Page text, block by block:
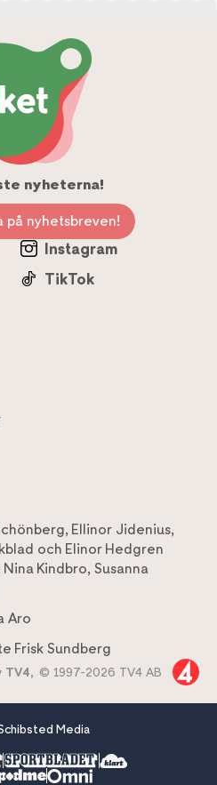
nyheterna!
på nyhetsbreven!
Instagram
TikTok
, Ellinor Jidenius,
och Elinor Hedgren
Nina Kindbro, Susanna
Aro
Frisk Sundberg
TV4, © 1997-2026 TV4 AB
Media